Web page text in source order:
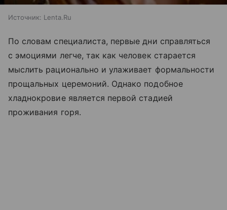
Источник: Lenta.Ru
По словам специалиста, первые дни справляться
с эмоциями легче, так как человек старается
мыслить рационально и улаживает формальности
прощальных церемоний. Однако подобное
хладнокровие является первой стадией
проживания горя.